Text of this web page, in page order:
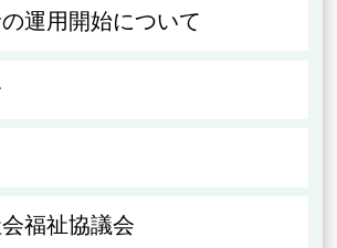
運用開始について
福祉協議会